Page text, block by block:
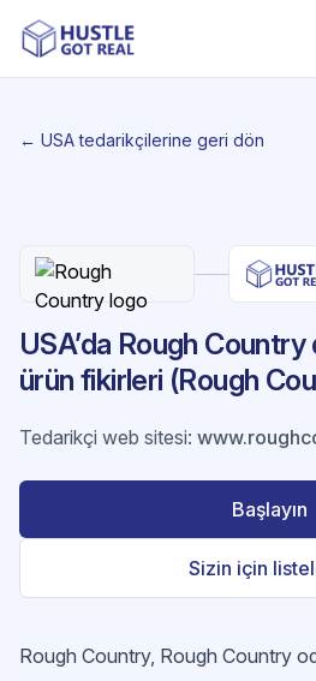
← USA tedarikçilerine geri dön
USA’da Rough
ürün fikirleri (Rough
Tedarikçi web sitesi:
Başlayın
Sizin için
Rough Country, Rough Country